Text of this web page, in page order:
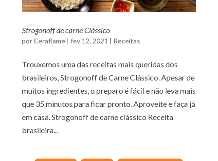
Strogonoff de carne Clássico
porCeraflame| fev 12, 2021 | Receitas
Trouxemos uma das receitas mais queridas dos
brasileiros, Strogonoff de Carne Clássico. Apesar de
muitos ingredientes, o preparo é fácil e não leva mais
que 35 minutos para ficar pronto. Aproveite e faça já
em casa. Strogonoff de carne clássico Receita
brasileira...